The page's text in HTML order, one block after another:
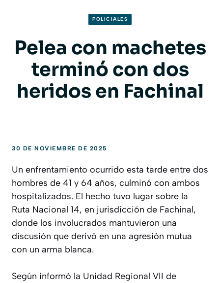
POLICIALES
Pelea con machetes
terminó con dos
heridos en Fachinal
30 DE NOVIEMBRE DE 2025
Un enfrentamiento ocurrido esta tarde entre dos
hombres de 41 y 64 años, culminó con ambos
hospitalizados. El hecho tuvo lugar sobre la
Ruta Nacional 14, en jurisdicción de Fachinal,
donde los involucrados mantuvieron una
discusión que derivó en una agresión mutua
con un arma blanca.
Según informó la Unidad Regional VII de